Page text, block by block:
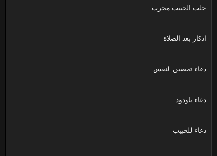
جلب الحبيب مجرب
اذكار بعد الصلاة
دعاء تحصين النفس
دعاء ياودود
دعاء للحبيب